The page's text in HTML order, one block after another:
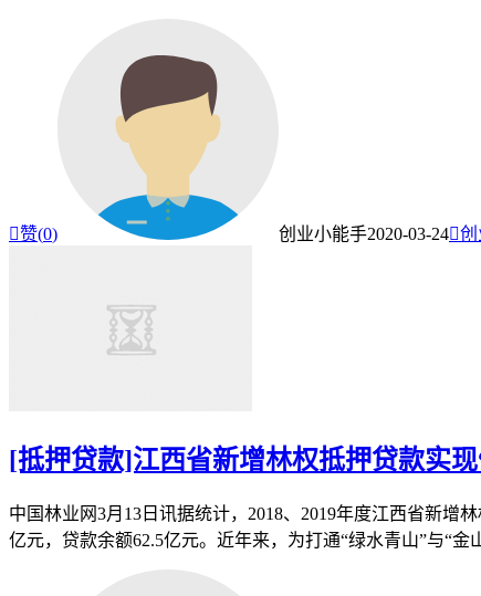
赞(0) 创业小能手2020-03-24创
[抵押贷款]江西省新增林权抵押贷款实
中国林业网3月13日讯据统计，2018、2019年度江西省新增
亿元，贷款余额62.5亿元。近年来，为打通“绿水青山”与“